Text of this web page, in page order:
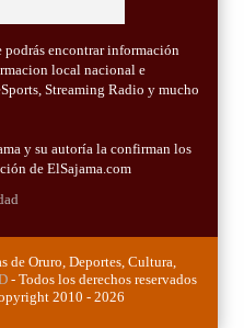
encontrar información
local nacional e
Streaming Radio y mucho
y su autoría la confirman los
de ElSajama.com
de Oruro, Deportes, Cultura,
- Todos los derechos reservados
2010 - 2026